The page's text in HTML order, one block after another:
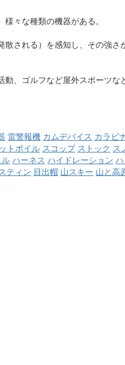
々な種類の機器がある。
される）を感知し、その強
、ゴルフなど屋外スポーツ
雷警報機 カムデバイス カラビ
トボイル スコップ ストック ス
ハーネス ハイドレーション
ティン 目出帽 山スキー 山と高